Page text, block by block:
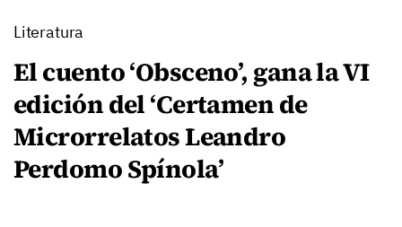
Literatura
El cuento ‘Obsceno’, gana la VI
edición del ‘Certamen de
Microrrelatos Leandro
Perdomo Spínola’